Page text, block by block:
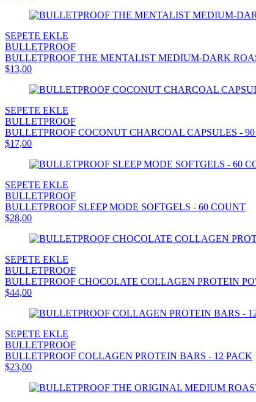
SEPETE EKLE
BULLETPROOF
BULLETPROOF THE MENTALIST MEDIUM-DARK
$13,00
SEPETE EKLE
BULLETPROOF
BULLETPROOF COCONUT CHARCOAL CAPSULES -
$17,00
SEPETE EKLE
BULLETPROOF
BULLETPROOF SLEEP MODE SOFTGELS - 60 COUNT
$28,00
SEPETE EKLE
BULLETPROOF
BULLETPROOF CHOCOLATE COLLAGEN PROTEIN
$44,00
SEPETE EKLE
BULLETPROOF
BULLETPROOF COLLAGEN PROTEIN BARS - 12 PACK
$23,00